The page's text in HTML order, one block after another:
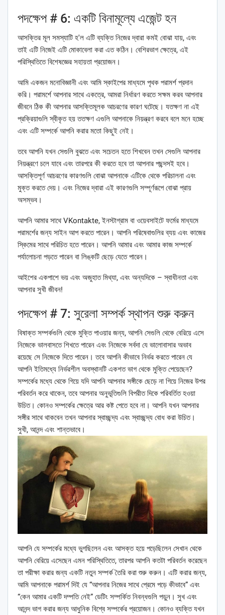
পদক্ষেপ # 6: একটি বিনামূল্যে এজেন্ট হন
আসক্তির মূল সমস্যাটি হ'ল এটি ব্যক্তি নিজের দ্বারা কমই বোঝা যায়, এবং
তাই এটি নিজেই এটি মোকাবেলা করা এত কঠিন। বেশিরভাগ ক্ষেত্রে, এই
পরিস্থিতিতে বিশেষজ্ঞের সহায়তা প্রয়োজন।
আমি একজন মনোবিজ্ঞানী এবং আমি স্কাইপের মাধ্যমে পৃথক পরামর্শ প্রদান
করি। পরামর্শে আপনার সাথে একত্রে, আমরা নির্ধারণ করতে সক্ষম করব আপনার
জীবনে ঠিক কী আপনার আসক্তিমূলক আচরণের কারণ ঘটেছে। যতক্ষণ না এই
প্রক্রিয়াগুলি স্বীকৃত হয় ততক্ষণ এগুলি আপনাকে নিয়ন্ত্রণ করবে বলে মনে হচ্ছে
এবং এটি সম্পর্কে আপনি করার মতো কিছুই নেই।
তবে আপনি যখন সেগুলি বুঝতে এবং সচেতন হতে শিখবেন তখন সেগুলি আপনার
নিয়ন্ত্রণে চলে যাবে এবং তারপরে কী করতে হবে তা আপনার পছন্দসই হবে।
আসক্তিপূর্ণ আচরণের কারণগুলি বোঝা আপনাকে এটিকে থেকে পরিচালনা এবং
মুক্ত করতে দেয়। এবং নিজের দ্বারা এই কারণগুলি সম্পূর্ণরূপে বোঝা প্রায়
অসম্ভব।
আপনি আমার সাথে VKontakte, ইনস্টাগ্রাম বা ওয়েবসাইটে ফর্মের মাধ্যমে
পরামর্শের জন্য সাইন আপ করতে পারেন। আপনি পরিষেবাগুলির ব্যয় এবং কাজের
স্কিমের সাথে পরিচিত হতে পারেন। আপনি আমার এবং আমার কাজ সম্পর্কে
পর্যালোচনা পড়তে পারেন বা লিঙ্কটি ছেড়ে যেতে পারেন।
আইশের একপাশে ভয় এবং অজুহাত মিথ্যা, এবং অন্যদিকে – স্বাধীনতা এবং
আপনার সুখী জীবন!
পদক্ষেপ # 7: সুরেলা সম্পর্ক স্থাপন শুরু করুন
বিষাক্ত সম্পর্কগুলি থেকে মুক্তি পাওয়ার জন্য, আপনি সেগুলি থেকে বেরিয়ে এসে
নিজেকে ভালবাসতে শিখতে পারেন এবং নিজেকে সর্বদা যে ভালোবাসার অভাব
রয়েছে সে নিজেকে দিতে পারেন। তবে আপনি কীভাবে নির্ভর করতে পারেন যে
আপনি ইতিমধ্যে নির্ভরশীল অবস্থানটি একশত ভাগ থেকে মুক্তি পেয়েছেন?
সম্পর্কের মধ্যে থেকে গিয়ে যদি আপনি আপনার সঙ্গীকে ছেড়ে না গিয়ে নিজের উপর
পরিবর্তন করে থাকেন, তবে আপনার অনুভূতিগুলি বিপরীত দিকে পরিবর্তিত হওয়া
উচিত। কোনও সম্পর্কের ক্ষেত্রে আর কষ্ট পেতে হবে না। আপনি যখন আপনার
সঙ্গীর সাথে থাকবেন তখন আপনার স্বাচ্ছন্দ্য এবং স্বাচ্ছন্দ্য বোধ করা উচিত।
সুখী, আনন্দ এবং শান্তভাবে।
আপনি যে সম্পর্কের মধ্যে ভুগছিলেন এবং আসক্ত হয়ে পড়েছিলেন সেখান থেকে
আপনি বেরিয়ে এসেছেন এমন পরিস্থিতিতে, তারপর আপনি কতটা পরিবর্তন করেছেন
তা পরীক্ষা করার জন্য একটি নতুন সম্পর্ক তৈরি করা শুরু করুন। এটি করার জন্য,
আমি আপনাকে পরামর্শ দিই যে “আপনার নিজের সাথে প্রেমে পড়ে কীভাবে” এবং
“কেন আমার একটি দম্পতি নেই” ডেটিং সম্পর্কিত নিবন্ধগুলি পড়ুন। সুখ এবং
আনন্দ ভাগ করার জন্য আধুনিক বিশ্বে সম্পর্কের প্রয়োজন। কোনও ব্যক্তি যখন